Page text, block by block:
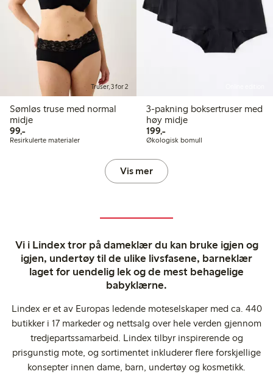
Truser, 3 for 2
Sømløs truse med normal
midje
99,-99,00 kr
Resirkulerte materialer
3-pakning boksertruser med
høy midje
199,-199,00 kr
Økologisk bomull
Vis mer
Vi i Lindex tror på dameklær du kan bruke igjen og
igjen, undertøy til de ulike livsfasene, barneklær
laget for uendelig lek og de mest behagelige
babyklærne.
Lindex er et av Europas ledende moteselskaper med ca. 440
butikker i 17 markeder og nettsalg over hele verden gjennom
tredjepartssamarbeid. Lindex tilbyr inspirerende og
prisgunstig mote, og sortimentet inkluderer flere forskjellige
konsepter innen dame, barn, undertøy og kosmetikk.